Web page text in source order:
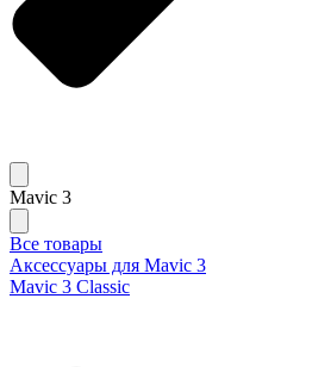
Mavic 3
Все товары
Аксессуары для Mavic 3
Mavic 3 Classic